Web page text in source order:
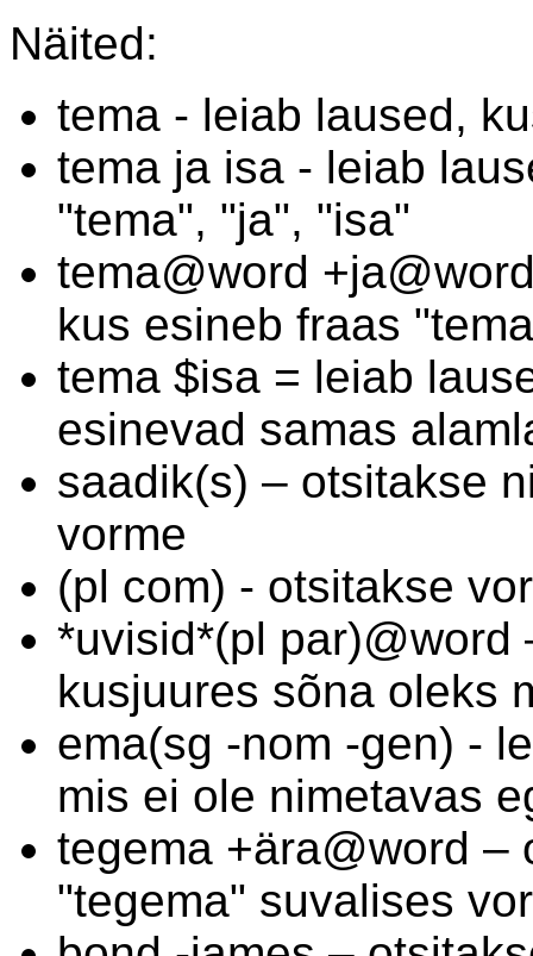
Näited:
tema - leiab laused,
tema ja isa - leiab
"tema", "ja", "isa"
tema@word
kus esineb fraas
tema $isa = leiab
esinevad samas
saadik(s) – otsitakse
vorme
(pl com) - otsitakse
*uvisid*(pl par)@word
kusjuures sõna oleks
ema(sg -nom -gen) -
mis ei ole nimetavas
tegema +ära@word –
"tegema" suvalises